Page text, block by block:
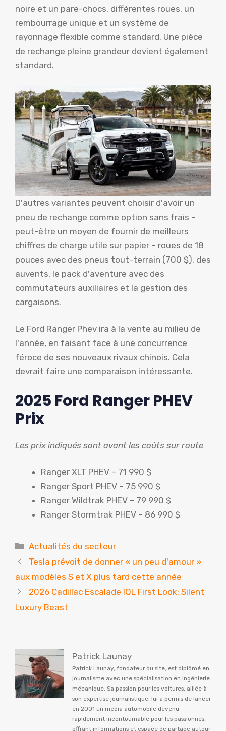
noire et un pare-chocs, différentes roues, un
rembourrage unique et un système de
rayonnage flexible comme standard. Une pièce
de rechange pleine grandeur devient également
standard.
D'autres variantes peuvent choisir d'avoir un
pneu de rechange comme option sans frais –
peut-être un moyen de fournir de meilleurs
chiffres de charge utile sur papier – roues de 18
pouces avec des pneus tout-terrain (700 $), des
auvents, le pack d'aventure avec des
commutateurs auxiliaires et la gestion des
cargaisons.
Le Ford Ranger Phev ira à la vente au milieu de
l'année, en faisant face à une concurrence
féroce de ses nouveaux rivaux chinois. Cela
devrait faire une comparaison intéressante.
2025 Ford Ranger PHEV
Prix
Les prix indiqués sont avant les coûts sur route
Ranger XLT PHEV – 71 990 $
Ranger Sport PHEV – 75 990 $
Ranger Wildtrak PHEV – 79 990 $
Ranger Stormtrak PHEV – 86 990 $
Catégories
Actualités du secteur
Tesla prévoit de donner « un peu d'amour »
aux modèles S et X plus tard cette année
2026 Cadillac Escalade IQL First Look: Silent
Luxury Beast
Patrick Launay
Patrick Launay, fondateur du site, est diplômé en
journalisme avec une spécialisation en ingénierie
mécanique. Sa passion pour les voitures, alliée à
son expertise journalistique, lui a permis de lancer
en 2001 un média automobile devenu
rapidement incontournable pour les passionnés,
offrant informations et espace de partage autour